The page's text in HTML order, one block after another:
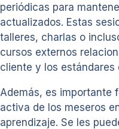
periódicas para
actualizados. Estas
talleres, charlas o
cursos externos
cliente y los estándares
Además, es importante
activa de los meseros
aprendizaje. Se les